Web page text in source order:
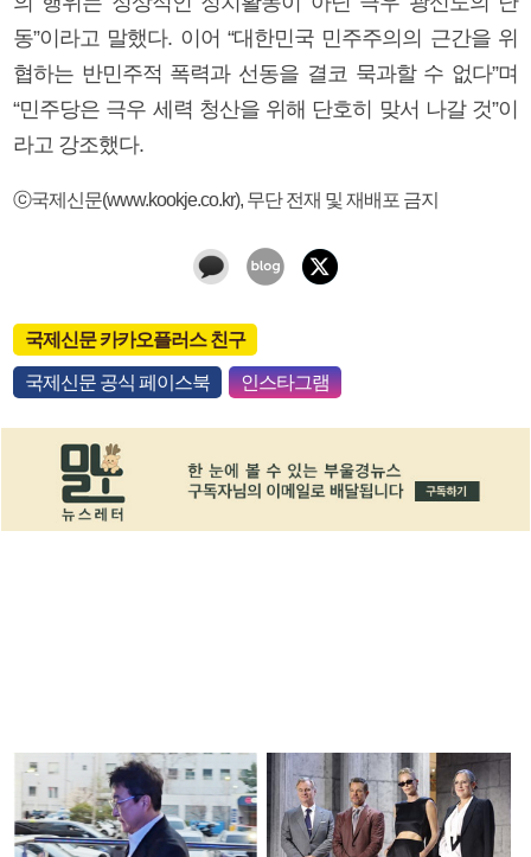
동”이라고 말했다. 이어 “대한민국 민주주의의 근간을 위
협하는 반민주적 폭력과 선동을 결코 묵과할 수 없다”며
“민주당은 극우 세력 청산을 위해 단호히 맞서 나갈 것”이
라고 강조했다.
ⓒ국제신문(www.kookje.co.kr), 무단 전재 및 재배포 금지
국제신문 카카오플러스 친구
국제신문 공식 페이스북 인스타그램